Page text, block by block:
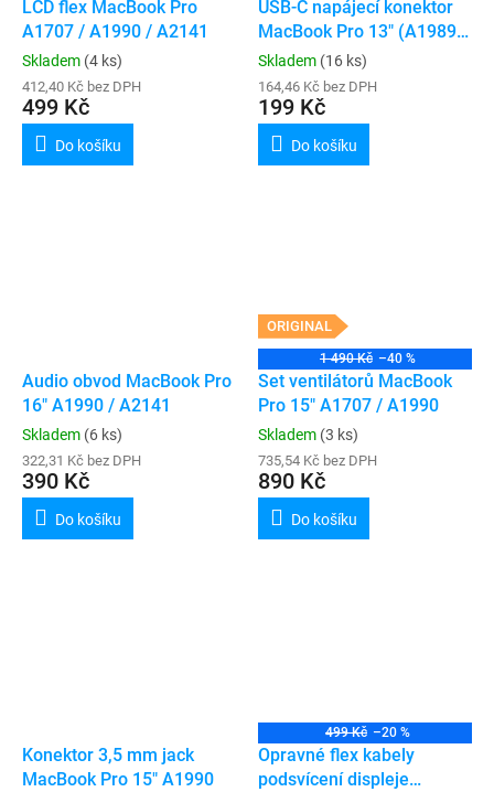
LCD flex MacBook Pro
A1707 / A1990 / A2141
Skladem (4 ks)
412,40 Kč bez DPH
499 Kč
Do košíku
USB-C napájecí konektor
MacBook Pro 13" (A1989 /
A2159 / A2289 / A2338 /
A2251) / Pro 15" (A1990) /
Pro 16" (A2141)
Skladem (16 ks)
164,46 Kč bez DPH
199 Kč
Do košíku
Audio obvod MacBook Pro
16" A1990 / A2141
Skladem (6 ks)
322,31 Kč bez DPH
390 Kč
Do košíku
ORIGINAL
1 490 Kč –40 %
Set ventilátorů MacBook
Pro 15" A1707 / A1990
Skladem (3 ks)
735,54 Kč bez DPH
890 Kč
Do košíku
Konektor 3,5 mm jack
MacBook Pro 15" A1990
499 Kč –20 %
Opravné flex kabely
podsvícení displeje